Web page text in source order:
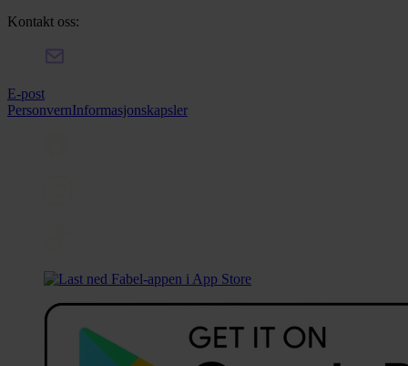
Kontakt oss:
E-post
PersonvernInformasjonskapsler